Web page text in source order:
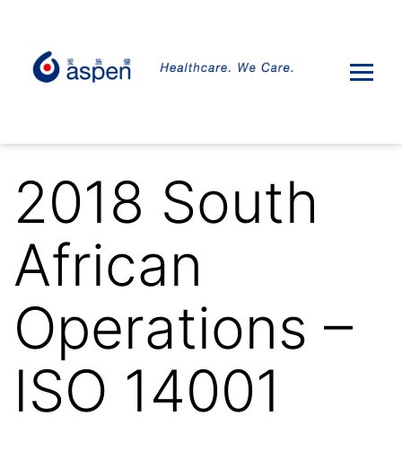
2018 South
African
Operations –
ISO 14001